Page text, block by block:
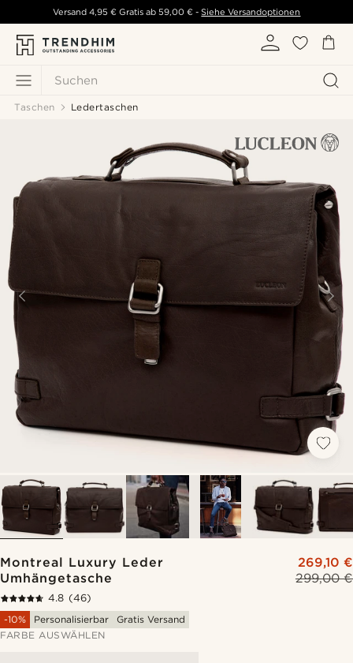
Suchen
Versand 4,95 € Gratis ab 59,00 € - Siehe Versandoptionen
Taschen Ledertaschen
Montreal Luxury Leder
Umhängetasche
299,00 €
269,10 €
4.8 (46)
-10%
Personalisierbar
Gratis Versand
FARBE AUSWÄHLEN